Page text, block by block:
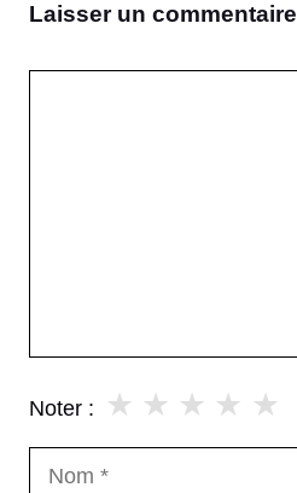
Laisser un commentaire
Noter : ★
★
★
★
★